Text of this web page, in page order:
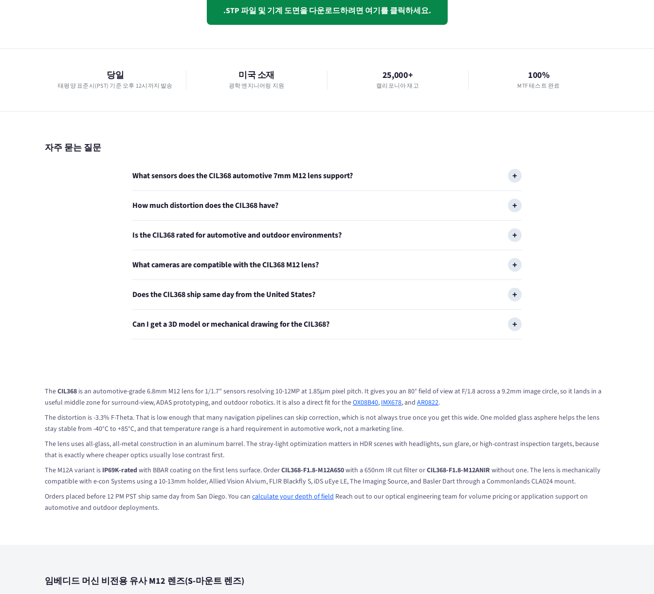
.STP 파일 및 기계 도면을 다운로드하려면 여기를 클릭하세요.
당일
태평양 표준시(PST) 기준 오후 12시까지 발송
미국 소재
광학 엔지니어링 지원
25,000+
캘리포니아 재고
100%
MTF 테스트 완료
자주 묻는 질문
What sensors does the CIL368 automotive 7mm M12 lens support?
How much distortion does the CIL368 have?
Is the CIL368 rated for automotive and outdoor environments?
What cameras are compatible with the CIL368 M12 lens?
Does the CIL368 ship same day from the United States?
Can I get a 3D model or mechanical drawing for the CIL368?
TheCIL368 is an automotive-grade 6.8mm M12 lens for 1/1.7" sensors resolving 10-12MP at 1.85μm pixel pitch. It gives you an 80° field of view at F/1.8 across a 9.2mm image circle, so it lands in a
useful middle zone for surround-view, ADAS prototyping, and outdoor robotics. It is also a direct fit for theOX08B40,IMX678, and AR0822.
The distortion is -3.3% F-Theta. That is low enough that many navigation pipelines can skip correction, which is not always true once you get this wide. One molded glass asphere helps the lens
stay stable from -40°C to +85°C, and that temperature range is a hard requirement in automotive work, not a marketing line.
The lens uses all-glass, all-metal construction in an aluminum barrel. The stray-light optimization matters in HDR scenes with headlights, sun glare, or high-contrast inspection targets, because
that is exactly where cheaper optics usually lose contrast first.
The M12A variant is IP69K-rated with BBAR coating on the first lens surface. OrderCIL368-F1.8-M12A650with a 650nm IR cut filter orCIL368-F1.8-M12ANIR without one. The lens is mechanically
compatible with e-con Systems using a 10-13mm holder, Allied Vision Alvium, FLIR Blackfly S, iDS uEye LE, The Imaging Source, and Basler Dart through a Commonlands CLA024 mount.
Orders placed before 12 PM PST ship same day from San Diego. You can calculate your depth of field Reach out to our optical engineering team for volume pricing or application support on
automotive and outdoor deployments.
임베디드 머신 비전용 유사 M12 렌즈(S-마운트 렌즈)